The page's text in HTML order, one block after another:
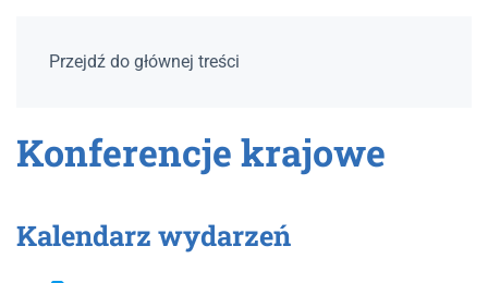
Przejdź do głównej treści
Konferencje krajowe
Kalendarz wydarzeń